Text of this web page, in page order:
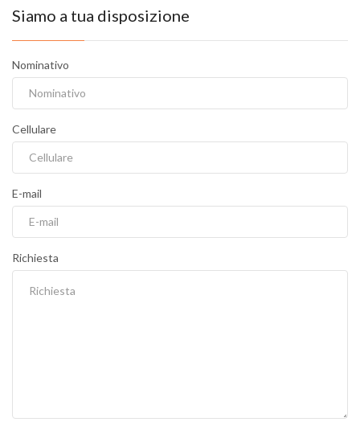
Siamo a tua disposizione
Nominativo
Cellulare
E-mail
Richiesta